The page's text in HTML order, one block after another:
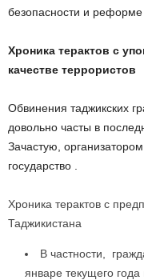
безопасности и реформе
Хроника терактов с
качестве террористов
Обвинения таджикских
довольно часты в
Зачастую,
государство .
Хроника терактов с
Таджикистана
В частности,
январе текущего